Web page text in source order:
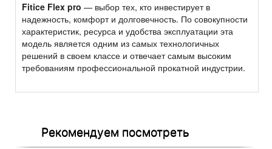
Fitice Flex pro — выбор тех, кто инвестирует в
надежность, комфорт и долговечность. По совокупности
характеристик, ресурса и удобства эксплуатации эта
модель является одним из самых технологичных
решений в своем классе и отвечает самым высоким
требованиям профессиональной прокатной индустрии.
Рекомендуем посмотреть